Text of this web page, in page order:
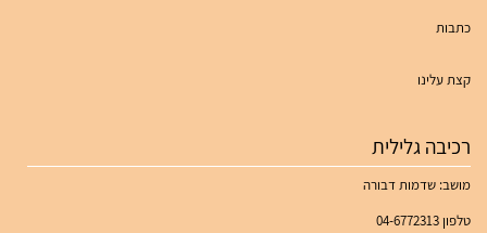
כתבות
קצת עלינו
רכיבה גלילית
מושב: שדמות דבורה
טלפון 04-6772313